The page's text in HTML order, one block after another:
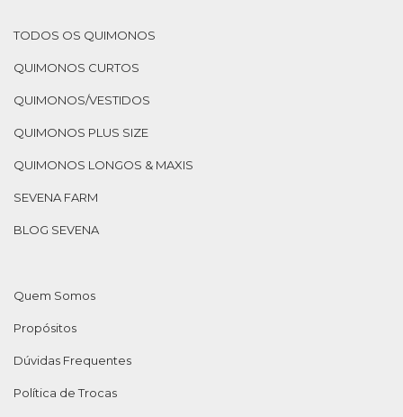
TODOS OS QUIMONOS
QUIMONOS CURTOS
QUIMONOS/VESTIDOS
QUIMONOS PLUS SIZE
QUIMONOS LONGOS & MAXIS
SEVENA FARM
BLOG SEVENA
Quem Somos
Propósitos
Dúvidas Frequentes
Política de Trocas